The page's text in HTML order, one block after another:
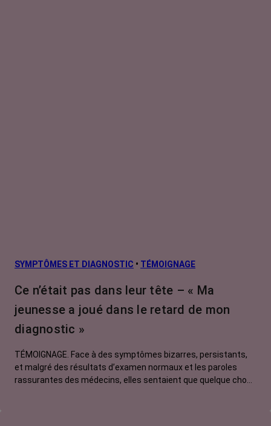
SYMPTÔMES ET DIAGNOSTIC • TÉMOIGNAGE
Ce n’était pas dans leur tête – « Ma
jeunesse a joué dans le retard de mon
diagnostic »
TÉMOIGNAGE. Face à des symptômes bizarres, persistants,
et malgré des résultats d’examen normaux et les paroles
rassurantes des médecins, elles sentaient que quelque chose